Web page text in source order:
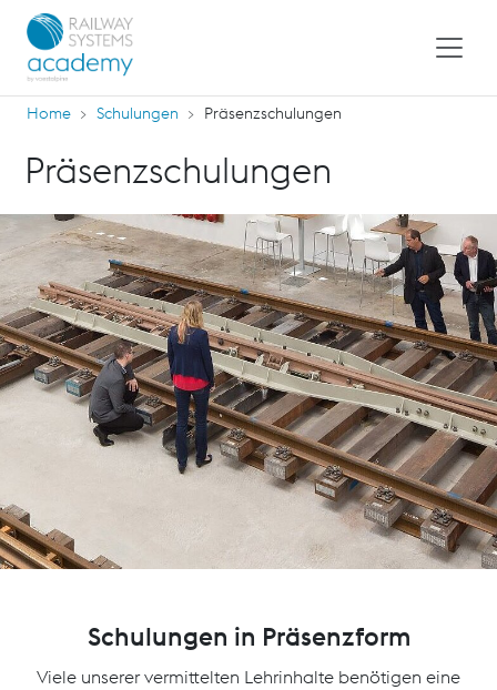
Home Schulungen Präsenzschulungen
Präsenzschulungen
Schulungen in Präsenzform
Viele unserer vermittelten Lehrinhalte benötigen eine